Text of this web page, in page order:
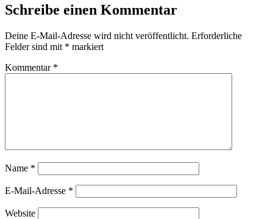
Schreibe einen Kommentar
Deine E-Mail-Adresse wird nicht veröffentlicht. Erforderliche
Felder sind mit * markiert
Kommentar *
Name *
E-Mail-Adresse *
Website